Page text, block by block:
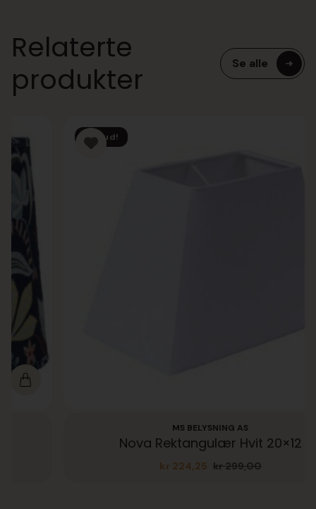
Relaterte
produkter
Se alle
Tilbud!
MS BELYSNING AS
Nova Rektangulær Hvit 20×12
kr299,00
Opprinnelig
224,25Nåværende